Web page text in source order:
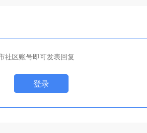
社区账号即可发表回复
登录